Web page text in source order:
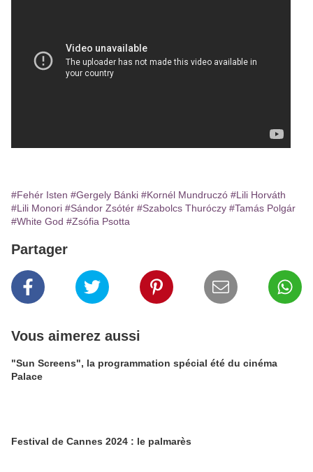
#Fehér Isten #Gergely Bánki #Kornél Mundruczó #Lili Horváth
#Lili Monori #Sándor Zsótér #Szabolcs Thuróczy #Tamás Polgár
#White God #Zsófia Psotta
Partager
Vous aimerez aussi
"Sun Screens", la programmation spécial été du cinéma
Palace
Festival de Cannes 2024 : le palmarès